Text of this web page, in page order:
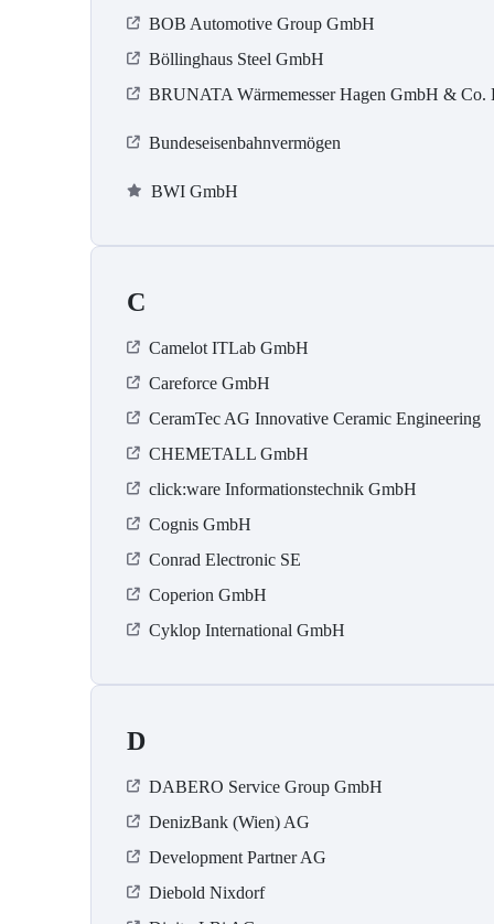
BOB Automotive Group GmbH
Böllinghaus Steel GmbH
BRUNATA Wärmemesser Hagen GmbH & Co.
Bundeseisenbahnvermögen
BWI GmbH
C
Camelot ITLab GmbH
Careforce GmbH
CeramTec AG Innovative Ceramic Engineering
CHEMETALL GmbH
click:ware Informationstechnik GmbH
Cognis GmbH
Conrad Electronic SE
Coperion GmbH
Cyklop International GmbH
D
DABERO Service Group GmbH
DenizBank (Wien) AG
Development Partner AG
Diebold Nixdorf